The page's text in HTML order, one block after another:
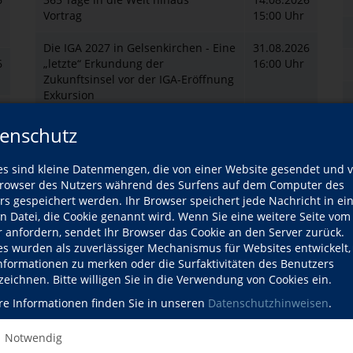
sind kleine Datenmengen, die von einer Website gesendet und
des Nutzers während des Surfens auf dem Computer des
gespeichert werden. Ihr Browser speichert jede Nachricht in
Datei, die Cookie genannt wird. Wenn Sie eine weitere Seite vom
anfordern, sendet Ihr Browser das Cookie an den Server zurück.
wurden als zuverlässiger Mechanismus für Websites
zu merken oder die Surfaktivitäten des Benutzers
Bitte willigen Sie in die Verwendung von Cookies ein.
Informationen finden Sie in unseren Datenschutzhinweisen.
Notwendig
Vortrag
15:00 Uhr
Die IGA 2027 in Gelsenkirchen - Eine
„letzte“ Erkundung der
Zukunftsinsel vor der IGA-Eröffnung
Exkursion
31.08.2026
16:00 Uhr
Urbane Landwirtschaft über der
Stadt: Der ALTMARKTgarten
Exkursion
Hier wimmelt es nur so von Exoten
Exkursion in die Natur
05.09.2026
10:00 Uhr
Werden unsere Innenstädte bald
unbewohnbar?
Exkursion zur Anpassung an den
Klimawandel
10.09.2026
17:00 Uhr